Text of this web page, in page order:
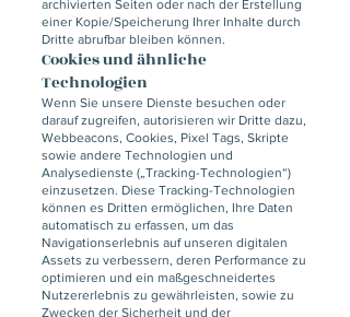
archivierten Seiten oder nach der Erstellung
einer Kopie/Speicherung Ihrer Inhalte durch
Dritte abrufbar bleiben können.
Cookies und ähnliche
Technologien
Wenn Sie unsere Dienste besuchen oder
darauf zugreifen, autorisieren wir Dritte dazu,
Webbeacons, Cookies, Pixel Tags, Skripte
sowie andere Technologien und
Analysedienste („Tracking-Technologien“)
einzusetzen. Diese Tracking-Technologien
können es Dritten ermöglichen, Ihre Daten
automatisch zu erfassen, um das
Navigationserlebnis auf unseren digitalen
Assets zu verbessern, deren Performance zu
optimieren und ein maßgeschneidertes
Nutzererlebnis zu gewährleisten, sowie zu
Zwecken der Sicherheit und der